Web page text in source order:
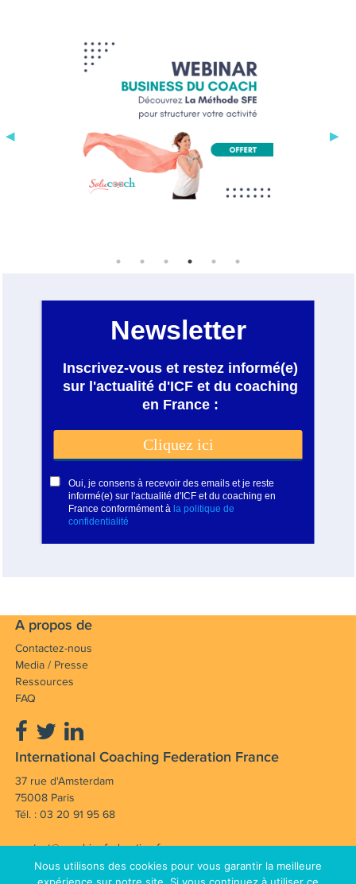
A propos de
Contactez-nous
Media / Presse
Ressources
FAQ
International Coaching Federation France
37 rue d'Amsterdam
75008 Paris
Tél. : 03 20 91 95 68
contact@coachingfederation.fr
Notre mission : Faire avancer et rayonner la
Nous utilisons des cookies pour vous garantir la meilleure